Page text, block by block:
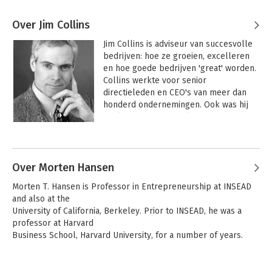
Over Jim Collins
Jim Collins is adviseur van succesvolle
bedrijven: hoe ze groeien, excelleren
en hoe goede bedrijven 'great' worden.
Collins werkte voor senior
directieleden en CEO's van meer dan
honderd ondernemingen. Ook was hij
Stanford University. Bovendien heeft hij
Colorado en de Peter F. Drucker
(Claremont Graduate University).
Over Morten Hansen
Morten T. Hansen is Professor in Entrepreneurship at INSEAD
and also at the
University of California, Berkeley. Prior to INSEAD, he was a
professor at Harvard
Business School, Harvard University, for a number of years.